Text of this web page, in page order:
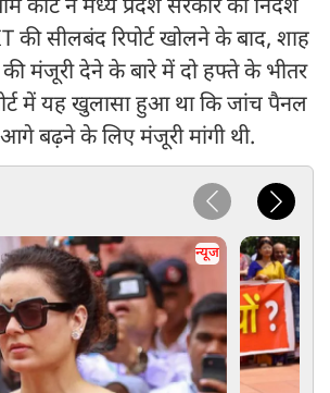
कोर्ट ने मध्य प्रदेश सरकार को निर्देश
की सीलबंद रिपोर्ट खोलने के बाद, शाह
मंजूरी देने के बारे में दो हफ्ते के भीतर
में यह खुलासा हुआ था कि जांच पैनल
बढ़ने के लिए मंजूरी मांगी थी.
न्यूज